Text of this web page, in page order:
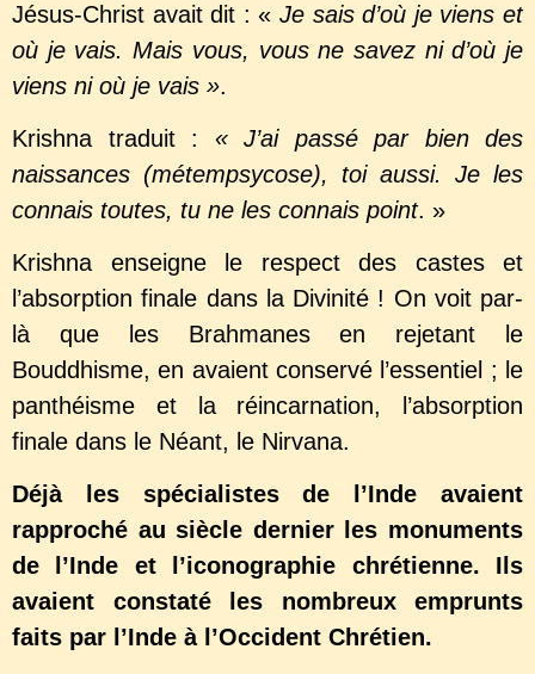
Jésus-Christ avait dit : « Je sais d’où je viens et
où je vais. Mais vous, vous ne savez ni d’où je
viens ni où je vais ».
Krishna traduit : « J’ai passé par bien des
naissances (métempsycose), toi aussi. Je les
connais toutes, tu ne les connais point. »
Krishna enseigne le respect des castes et
l’absorption finale dans la Divinité ! On voit par-
là que les Brahmanes en rejetant le
Bouddhisme, en avaient conservé l’essentiel ; le
panthéisme et la réincarnation, l’absorption
finale dans le Néant, le Nirvana.
Déjà les spécialistes de l’Inde avaient
rapproché au siècle dernier les monuments
de l’Inde et l’iconographie chrétienne. Ils
avaient constaté les nombreux emprunts
faits par l’Inde à l’Occident Chrétien.